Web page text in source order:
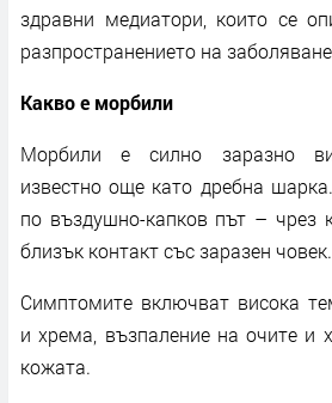
здравни медиатори, които се
разпространението на
Какво е морбили
Морбили е силно заразно
известно още като дребна
по въздушно-капков път – чрез
близък контакт със заразен човек.
Симптомите включват висока
и хрема, възпаление на очите и
кожата.